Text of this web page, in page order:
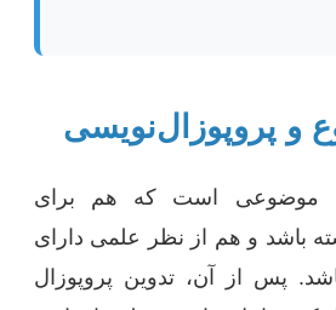
و پروپوزال‌نویسی
موضوعی است که هم برای
باشد و هم از نظر علمی دارای
پس از آن، تدوین پروپوزال